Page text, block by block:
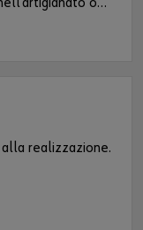
o
realizzazione.